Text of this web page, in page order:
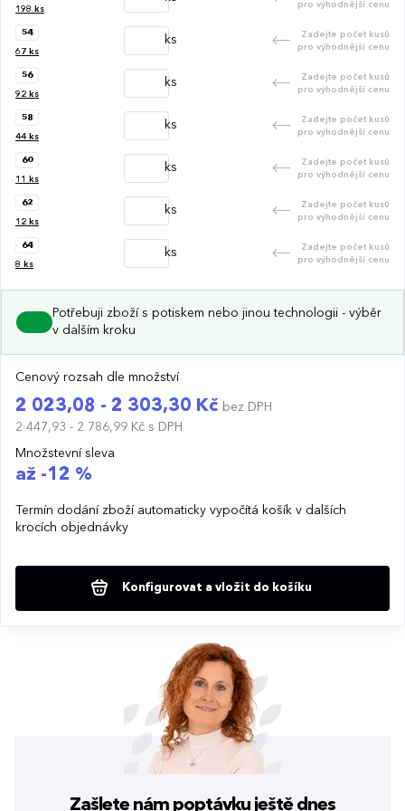
198 ks
pro výhodnější cenu
54
67 ks
ks
Zadejte počet kusů
pro výhodnější cenu
56
92 ks
ks
Zadejte počet kusů
pro výhodnější cenu
58
44ks
ks
Zadejte počet kusů
pro výhodnější cenu
60
11 ks
ks
Zadejte počet kusů
pro výhodnější cenu
62
12 ks
ks
Zadejte počet kusů
pro výhodnější cenu
64
8 ks
ks
Zadejte počet kusů
pro výhodnější cenu
Potřebuji zboží s potiskem nebo jinou technologii - výběr
v dalším kroku
Cenový rozsah dle množství
2 023,08 - 2 303,30 Kč bez DPH
2 447,93 - 2 786,99 Kč s DPH
Množstevní sleva
až -12 %
Termín dodání zboží automaticky vypočítá košík v dalších
krocích objednávky
Konfigurovat a vložit do košíku
Zašlete nám poptávku ještě dnes